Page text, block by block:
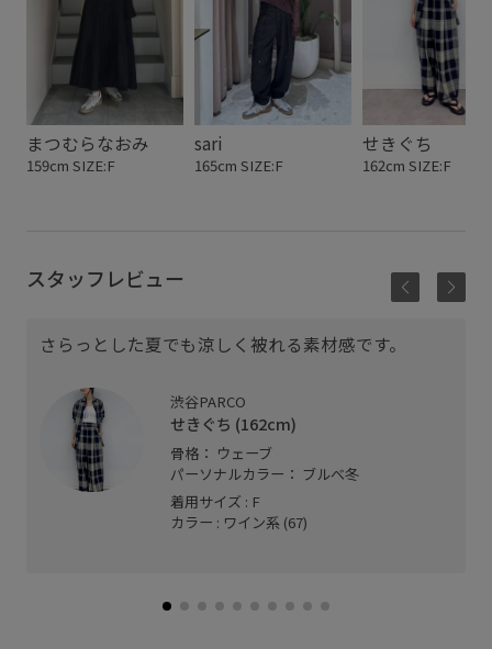
まつむらなおみ
159cm SIZE:F
sari
165cm SIZE:F
せきぐち
162cm SIZE:F
スタッフレビュー
さらっとした夏でも涼しく被れる素材感です。
渋谷PARCO
せきぐち (162cm)
骨格： ウェーブ
パーソナルカラー： ブルべ冬
着用サイズ : F
カラー : ワイン系 (67)